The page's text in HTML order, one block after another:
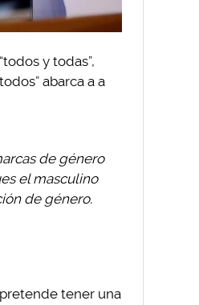
y todas”,
abarca a a
de género
el masculino
de género.
tener una